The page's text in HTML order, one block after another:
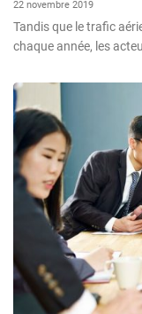
22 novembre 2019
Tandis que le trafic
chaque année, les